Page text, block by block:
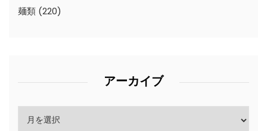
麺類 (220)
アーカイブ